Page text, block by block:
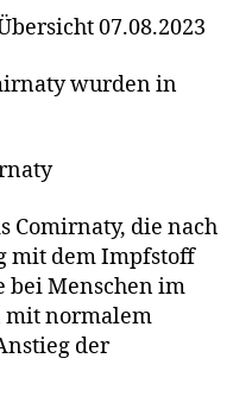
07.08.2023
wurden in
Comirnaty, die nach
mit dem Impfstoff
Menschen im
mit normalem
der